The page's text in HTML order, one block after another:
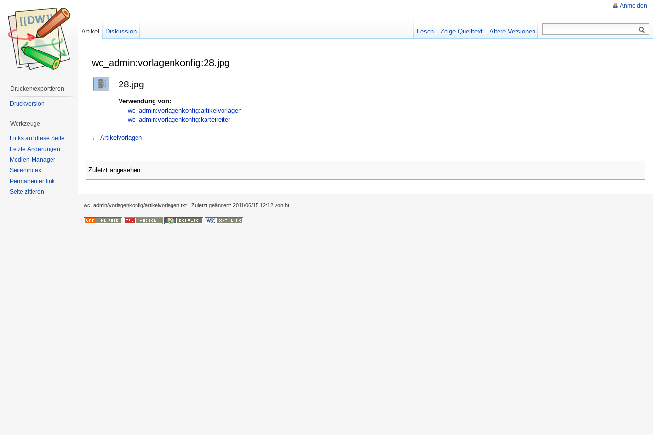
wc_admin:vorlagenkonfig:28.jpg
28.jpg
Verwendung von:
wc_admin:vorlagenkonfig:artikelvorlagen
wc_admin:vorlagenkonfig:karteireiter
← Artikelvorlagen
Zuletzt angesehen:
Anmelden
Artikel Diskussion Lesen Zeige Quelltext Ältere Versionen
Drucken/exportieren
Druckversion
Werkzeuge
Links auf diese Seite
Letzte Änderungen
Medien-Manager
Seitenindex
Permanenter link
Seite zitieren
wc_admin/vorlagenkonfig/artikelvorlagen.txt · Zuletzt geändert: 2011/06/15 12:12 von ht